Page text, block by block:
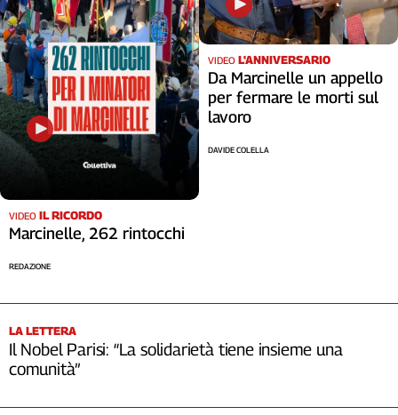
VIDEO IL RICORDO
Marcinelle, 262 rintocchi
REDAZIONE
VIDEO L'ANNIVERSARIO
Da Marcinelle un appello
per fermare le morti sul
lavoro
DAVIDE COLELLA
LA LETTERA
Il Nobel Parisi: “La solidarietà tiene insieme una
comunità”